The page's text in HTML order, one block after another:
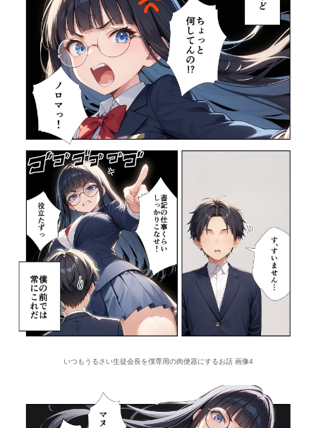
いつもうるさい生徒会長を僕専用の肉便器にするお話 画像4